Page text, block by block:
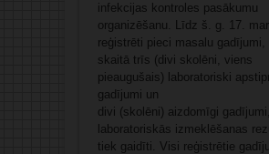
infekcijas kontroles pasākumu
organizēšanu. Līdz š. g. 17.
reģistrēti pieci masalu gadījumi,
skaitā trīs (divi skolēni, viens
pieaugušais) laboratoriski
gadījumi un
divi (skolēni) aizdomīgi
laboratoriskās izmeklēšanas
tiek gaidīti. Visi reģistrētie